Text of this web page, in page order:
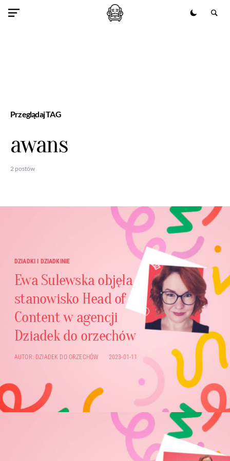
Przeglądaj TAG
awans
2 postów
DZIADKI I DZIADKINIE
Ewa Sulewska objęła
stanowisko Head of
Content w agencji
Dziadek do orzechów
AUTOR: DZIADEK DO ORZECHÓW 2023-01-11